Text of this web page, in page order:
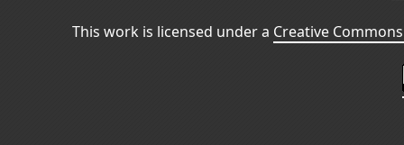
This work is licensed under a Creative